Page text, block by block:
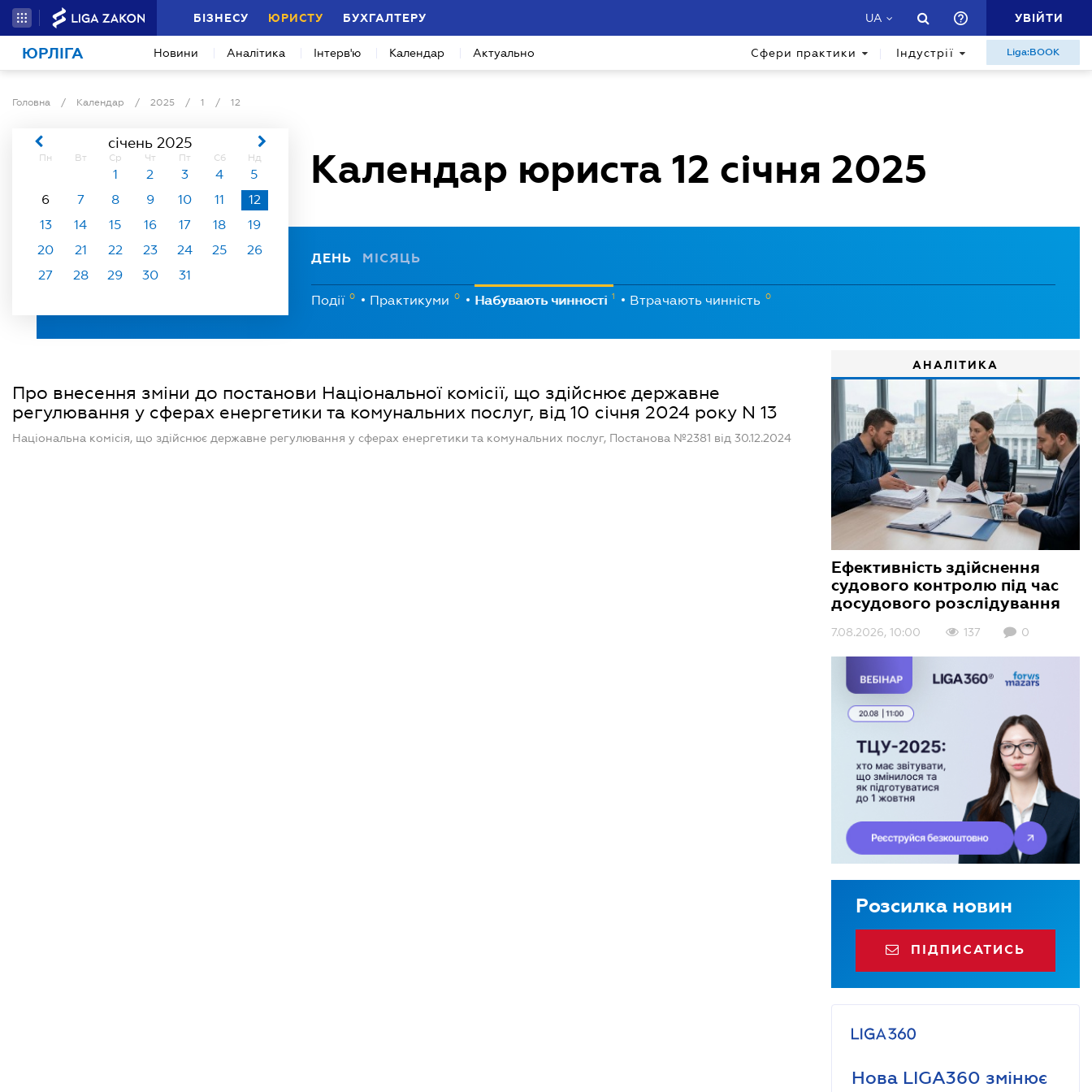
БІЗНЕСУ ЮРИСТУ БУХГАЛТЕРУ UA УВІЙТИ
ЮРЛІГА Новини Аналітика Інтерв'ю Календар Актуально Сфери практики Індустрії Liga:BOOK
Головна / Календар / 2025 / 1 / 12
Календар юриста 12 січня 2025
січень 2025
Пн Вт Ср Чт Пт Сб Нд
1 2 3 4
5
6
7 8 9 10 11
12
13
14 15 16 17 18
19
20
21 22 23 24 25
26
27
28 29 30 31
ДЕНЬ МІСЯЦЬ
Події 0 Практикуми 0 Набувають чинності 1 Втрачають чинність 0
Про внесення зміни до постанови Національної комісії, що здійснює державне
регулювання у сферах енергетики та комунальних послуг, від 10 січня 2024 року N 13
Національна комісія, що здійснює державне регулювання у сферах енергетики та комунальних послуг, Постанова №2381 від 30.12.2024
АНАЛІТИКА
Ефективність здійснення
судового контролю під час
досудового розслідування
7.08.2026, 10:00 137 0
Розсилка новин
ПІДПИСАТИСЬ
Нова LIGA360 змінює